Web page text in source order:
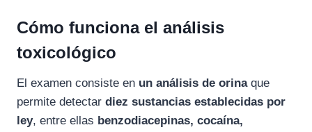
Cómo funciona el análisis
toxicológico
El examen consiste en un análisis de orinaque
permite detectar diez sustancias establecidas por
ley, entre ellas benzodiacepinas, cocaína,